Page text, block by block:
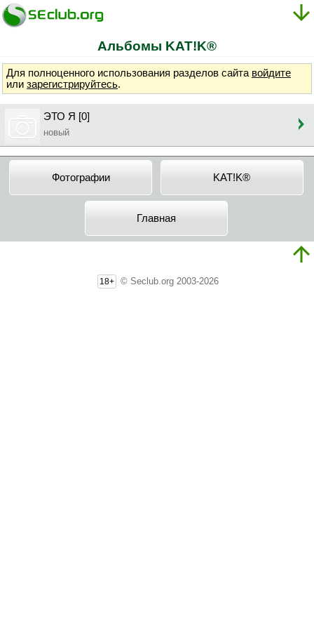
Альбомы KAT!K®
Для полноценного использования разделов сайта войдите
или зарегистрируйтесь.
ЭТО Я [0]
новый
Фотографии KAT!K®
Главная
18+ © Seclub.org 2003-2026